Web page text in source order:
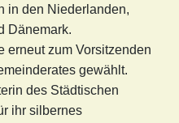
in den Niederlanden,
Dänemark.
erneut zum Vorsitzenden
gewählt.
des Städtischen
ihr silbernes